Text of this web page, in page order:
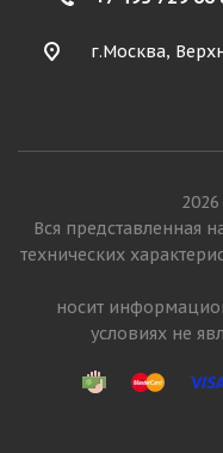
г.Москва,
Вся представленная
технических
носит
условиях не